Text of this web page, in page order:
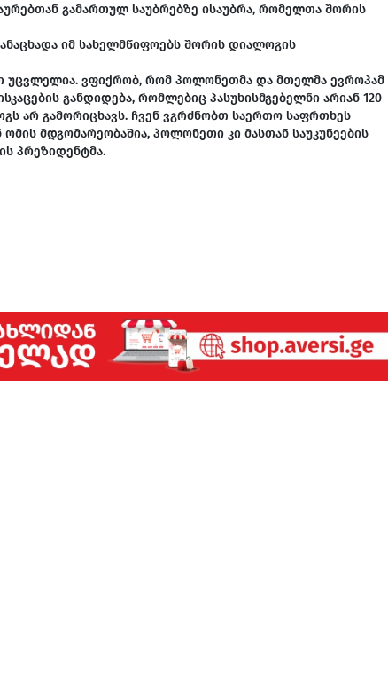
გამართულ საუბრებზე ისაუბრა, რომელთა შორის
იმ სახელმწიფოებს შორის დიალოგის
უცვლელია. ვფიქრობ, რომ პოლონეთმა და მთელმა ევროპამ
განდიდება, რომლებიც პასუხისმგებელნი არიან 120
არ გამორიცხავს. ჩვენ ვგრძნობთ საერთო საფრთხეს
მდგომარეობაშია, პოლონეთი კი მასთან საუკუნეების
პრეზიდენტმა.